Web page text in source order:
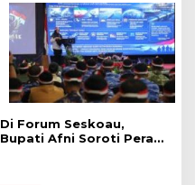
Di Forum Seskoau,
Bupati Afni Soroti Peran